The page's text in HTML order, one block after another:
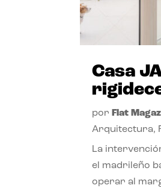
Casa
por Flat
Arquitectura,
La
el madrileño
operar al